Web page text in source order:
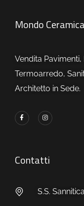
Mondo Ceramica
Vendita
Termoarredo,
Architetto in Sede.
Contatti
S.S.